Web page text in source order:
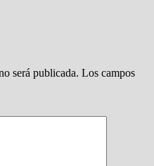
será publicada. Los campos